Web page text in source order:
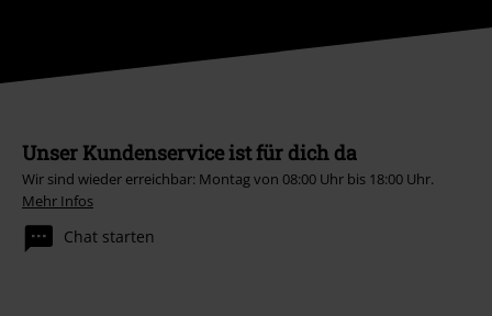
Unser Kundenservice ist für dich da
Wir sind wieder erreichbar: Montag von 08:00 Uhr bis 18:00 Uhr.
Mehr Infos
Chat starten